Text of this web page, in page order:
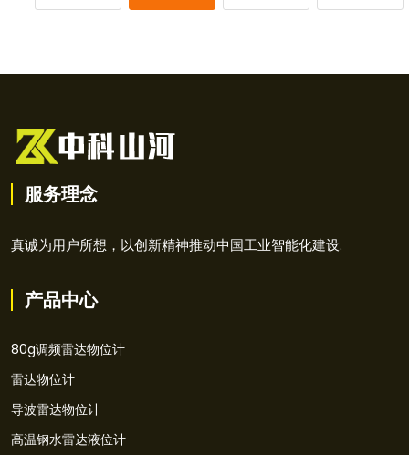
服务理念
真诚为用户所想，以创新精神推动中国工业智能化建设.
产品中心
80g调频雷达物位计
雷达物位计
导波雷达物位计
高温钢水雷达液位计